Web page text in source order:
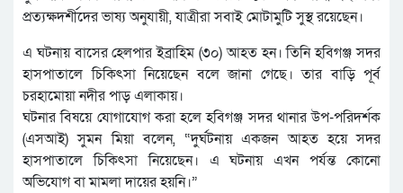
প্রত্যক্ষদর্শীদের ভাষ্য অনুযায়ী, যাত্রীরা সবাই মোটামুটি সুস্থ রয়েছেন।
এ ঘটনায় বাসের হেলপার ইব্রাহিম (৩০) আহত হন। তিনি হবিগঞ্জ সদর
হাসপাতালে চিকিৎসা নিয়েছেন বলে জানা গেছে। তার বাড়ি পূর্ব
চরহামোয়া নদীর পাড় এলাকায়।
ঘটনার বিষয়ে যোগাযোগ করা হলে হবিগঞ্জ সদর থানার উপ-পরিদর্শক
(এসআই) সুমন মিয়া বলেন, “দুর্ঘটনায় একজন আহত হয়ে সদর
হাসপাতালে চিকিৎসা নিয়েছেন। এ ঘটনায় এখন পর্যন্ত কোনো
অভিযোগ বা মামলা দায়ের হয়নি।”